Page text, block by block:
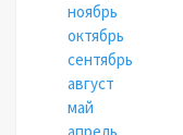
ноябрь
октябрь
сентябрь
август
май